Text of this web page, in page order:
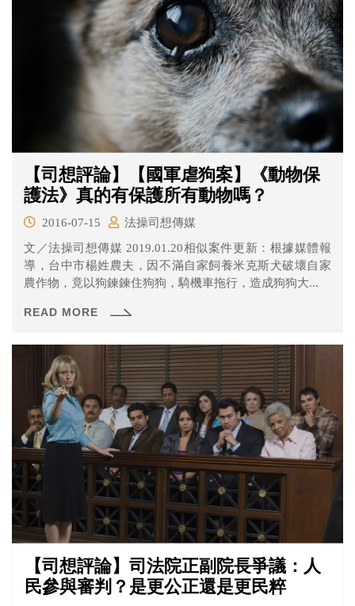
【司想評論】【國軍虐狗案】《動物保
護法》真的有保護所有動物嗎？
2016-07-15
法操司想傳媒
文／法操司想傳媒 2019.01.20相似案件更新：根據媒體報
導，台中市楊姓農夫，因不滿自家飼養米克斯犬破壞自家
農作物，竟以狗鍊鍊住狗狗，騎機車拖行，造成狗狗大...
READ MORE
【司想評論】司法院正副院長爭議：人
民參與審判？是更公正還是更民粹